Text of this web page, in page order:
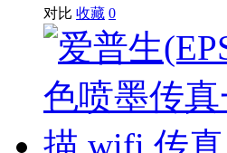
对比 收藏 0